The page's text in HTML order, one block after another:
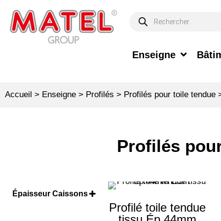
Enseigne
Accueil > Enseigne > Profilés > Profilés pour toile tendue
Profilés
Épaisseur Caissons
Profilé toile tendue